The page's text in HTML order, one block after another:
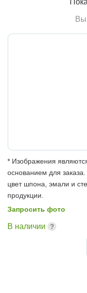
* Изображения
основанием для
цвет шпона, эмали и
продукции.
Запросить фото
В наличии